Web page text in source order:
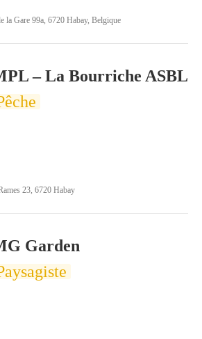
la Gare 99a, 6720 Habay, Belgique
– La Bourriche ASBL
23, 6720 Habay
Garden